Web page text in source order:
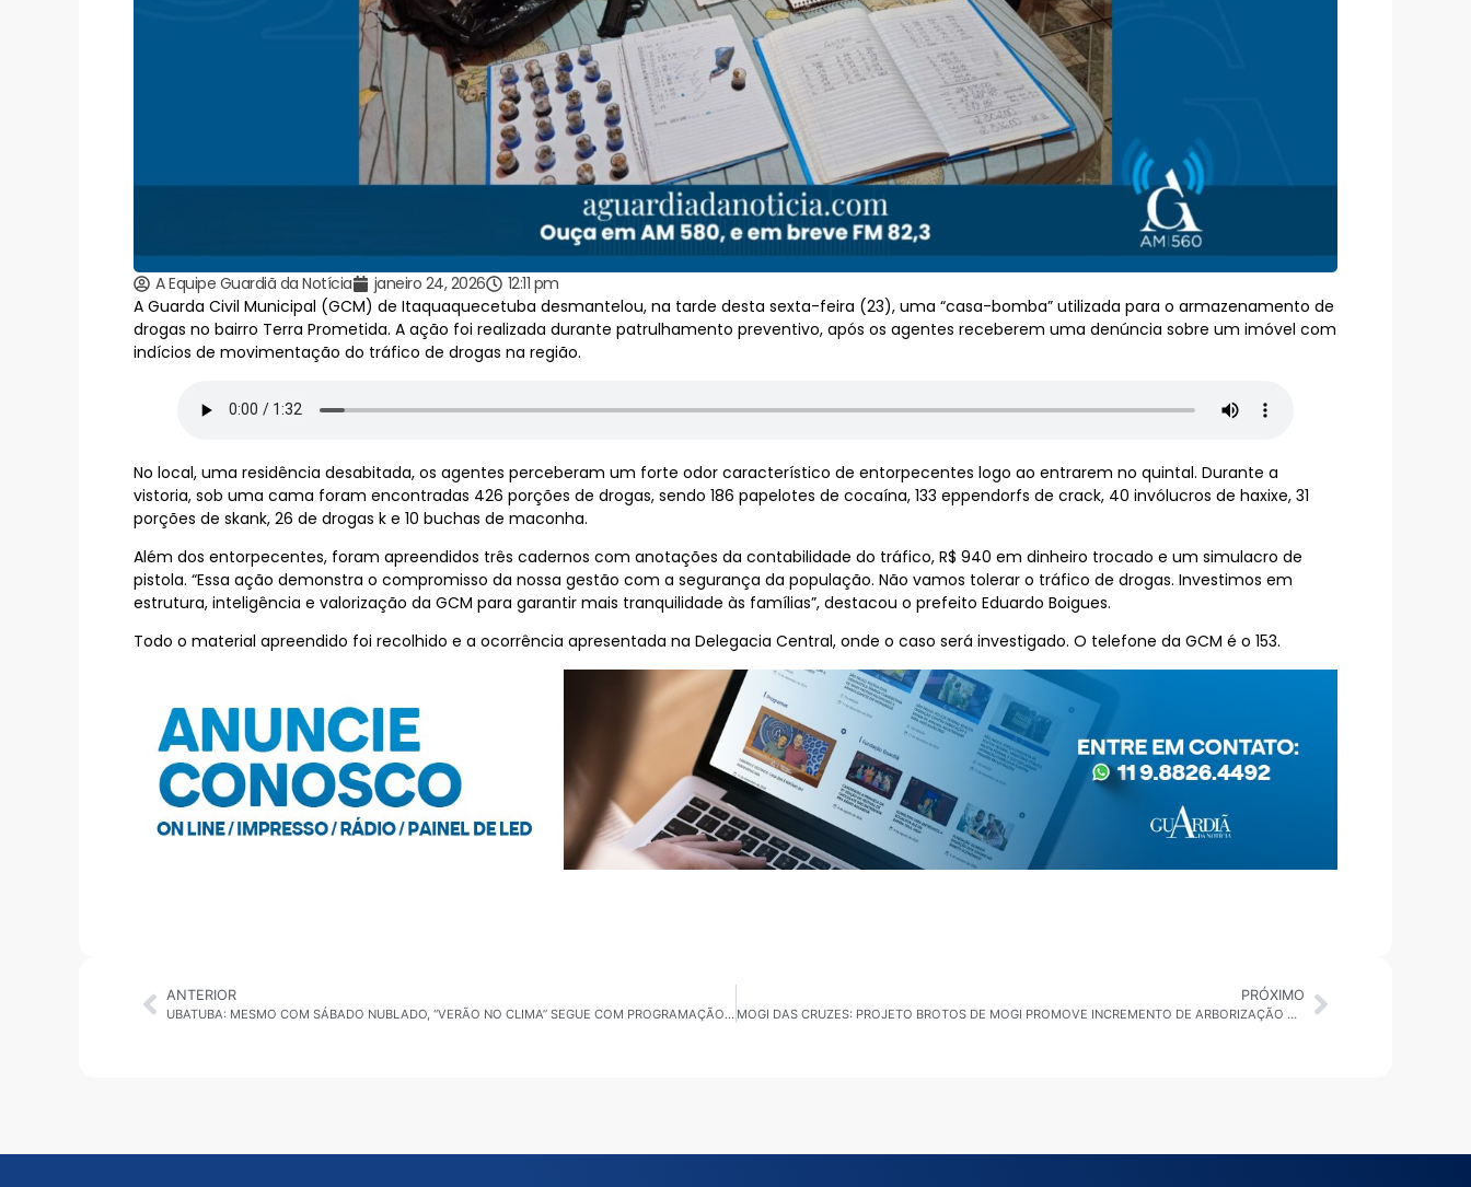
A Equipe Guardiã da Notícia janeiro 24, 2026
12:11 pm
A Guarda Civil Municipal (GCM) de Itaquaquecetuba desmantelou, na tarde desta sexta-feira (23), uma “casa-bomba” utilizada para o armazenamento de
drogas no bairro Terra Prometida. A ação foi realizada durante patrulhamento preventivo, após os agentes receberem uma denúncia sobre um imóvel com
indícios de movimentação do tráfico de drogas na região.
No local, uma residência desabitada, os agentes perceberam um forte odor característico de entorpecentes logo ao entrarem no quintal. Durante a
vistoria, sob uma cama foram encontradas 426 porções de drogas, sendo 186 papelotes de cocaína, 133 eppendorfs de crack, 40 invólucros de haxixe, 31
porções de skank, 26 de drogas k e 10 buchas de maconha.
Além dos entorpecentes, foram apreendidos três cadernos com anotações da contabilidade do tráfico, R$ 940 em dinheiro trocado e um simulacro de
pistola. “Essa ação demonstra o compromisso da nossa gestão com a segurança da população. Não vamos tolerar o tráfico de drogas. Investimos em
estrutura, inteligência e valorização da GCM para garantir mais tranquilidade às famílias”, destacou o prefeito Eduardo Boigues.
Todo o material apreendido foi recolhido e a ocorrência apresentada na Delegacia Central, onde o caso será investigado. O telefone da GCM é o 153.
ANTERIOR
UBATUBA: MESMO COM SÁBADO NUBLADO, “VERÃO NO CLIMA” SEGUE COM PROGRAMAÇÃO NO PEREQUÊ-AÇU
PRÓXIMO
MOGI DAS CRUZES: PROJETO BROTOS DE MOGI PROMOVE INCREMENTO DE ARBORIZAÇÃO NA VILA NOVA APERECIDA